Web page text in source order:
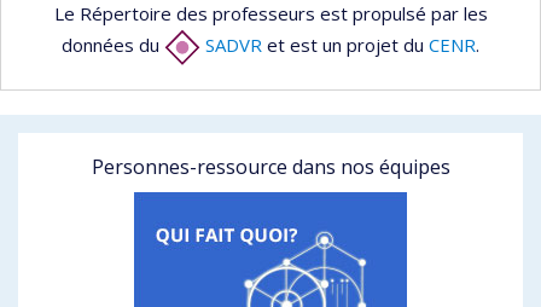
Le Répertoire des professeurs est propulsé par les
données du
SADVR et est un projet du CENR.
Personnes-ressource dans nos équipes